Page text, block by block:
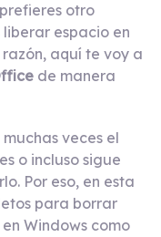
otro
espacio en
aquí te voy a
de manera
veces el
o incluso sigue
Por eso, en esta
para borrar
Windows como